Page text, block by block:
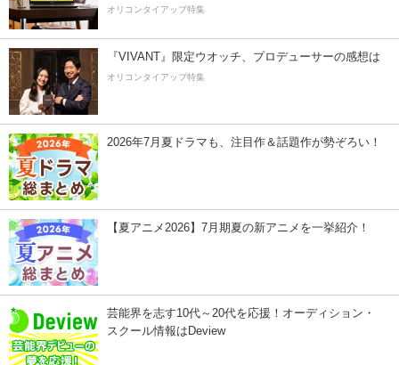
オリコンタイアップ特集
『VIVANT』限定ウオッチ、プロデューサーの感想は
オリコンタイアップ特集
2026年7月夏ドラマも、注目作＆話題作が勢ぞろい！
【夏アニメ2026】7月期夏の新アニメを一挙紹介！
芸能界を志す10代～20代を応援！オーディション・
スクール情報はDeview